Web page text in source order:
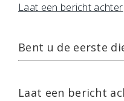
Laat een bericht achter
Bent u de eerste
Laat een bericht